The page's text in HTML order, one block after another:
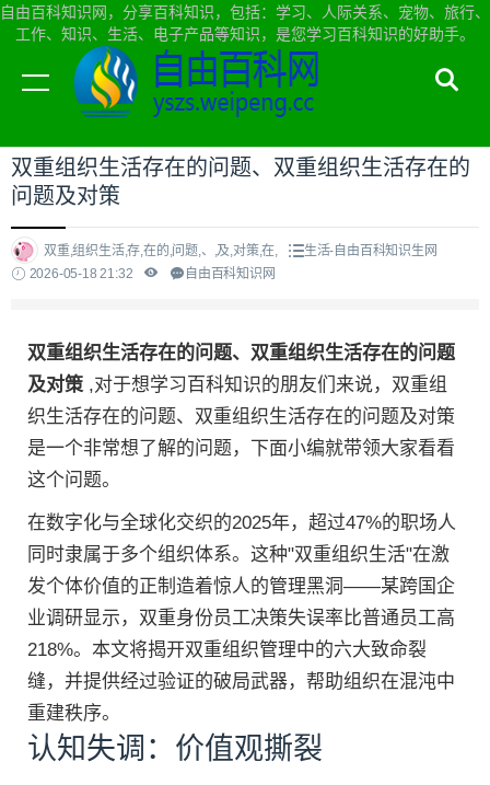
自由百科知识网，分享百科知识，包括：学习、人际关系、宠物、旅行、
工作、知识、生活、电子产品等知识，是您学习百科知识的好助手。
当前位置：自由百科知识网首页>生活
双重组织生活存在的问题、双重组织生活存在的
问题及对策
双重,组织生活,存,在的,问题,、,及,对策,在,
生活-自由百科知识生网
2026-05-18 21:32
自由百科知识网
双重组织生活存在的问题、双重组织生活存在的问题
及对策 ,对于想学习百科知识的朋友们来说，双重组
织生活存在的问题、双重组织生活存在的问题及对策
是一个非常想了解的问题，下面小编就带领大家看看
这个问题。
在数字化与全球化交织的2025年，超过47%的职场人
同时隶属于多个组织体系。这种"双重组织生活"在激
发个体价值的正制造着惊人的管理黑洞——某跨国企
业调研显示，双重身份员工决策失误率比普通员工高
218%。本文将揭开双重组织管理中的六大致命裂
缝，并提供经过验证的破局武器，帮助组织在混沌中
重建秩序。
认知失调：价值观撕裂